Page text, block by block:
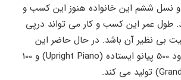
نسل ششم این خانواده هنوز این کسب و
طول عمر این کسب و کار می تواند درپی
بی نظیر آن باشد. در حال حاضر این
کمپانی در سال حدود 500 پیانو ایستاده (Upright Piano) و 100